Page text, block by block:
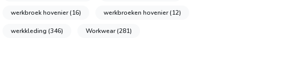
werkbroek hovenier(16) werkbroeken hovenier(12)
werkkleding(346) Workwear(281)